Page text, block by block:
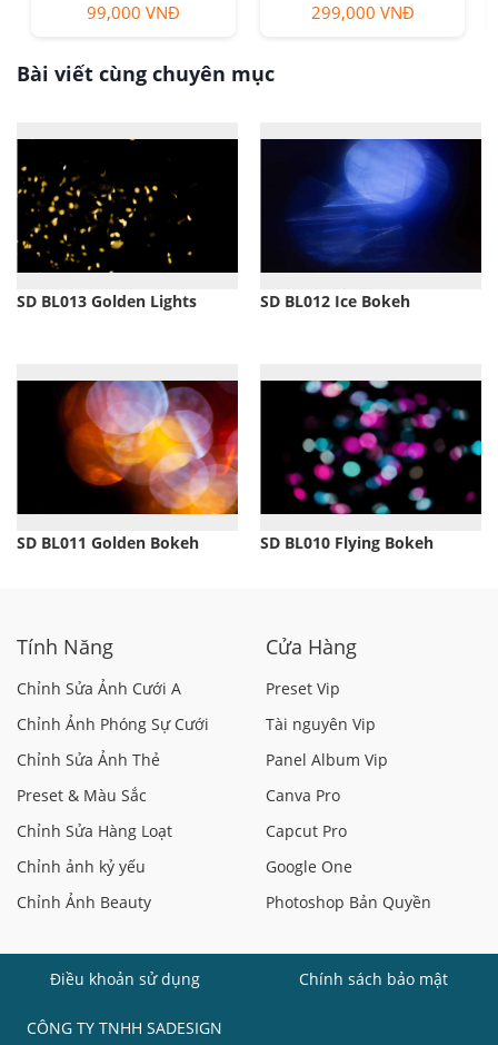
199,000 VNĐ 199,000 VNĐ
Bài viết cùng chuyên mục
SD BL013 Golden Lights SD BL012 Ice Bokeh
SD BL011 Golden Bokeh SD BL010 Flying Bokeh
Tính Năng
Chỉnh Sửa Ảnh Cưới A
Chỉnh Ảnh Phóng Sự Cưới
Chỉnh Sửa Ảnh Thẻ
Preset & Màu Sắc
Chỉnh Sửa Hàng Loạt
Chỉnh ảnh kỷ yếu
Chỉnh Ảnh Beauty
Cửa Hàng
Preset Vip
Tài nguyên Vip
Panel Album Vip
Canva Pro
Capcut Pro
Google One
Photoshop Bản Quyền
Điều khoản sử dụng Chính sách bảo mật
CÔNG TY TNHH SADESIGN